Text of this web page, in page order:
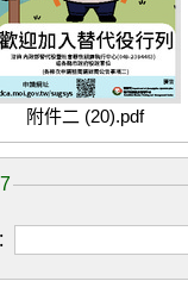
附件二 (20).pdf